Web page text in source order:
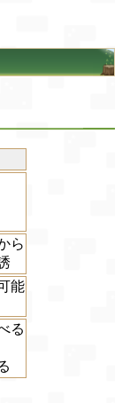
ら
能
る